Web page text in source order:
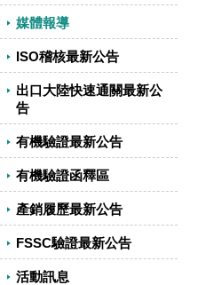
媒體報導
ISO稽核最新公告
出口大陸快速通關最新公
告
有機驗證最新公告
有機驗證函釋區
產銷履歷最新公告
FSSC驗證最新公告
活動訊息